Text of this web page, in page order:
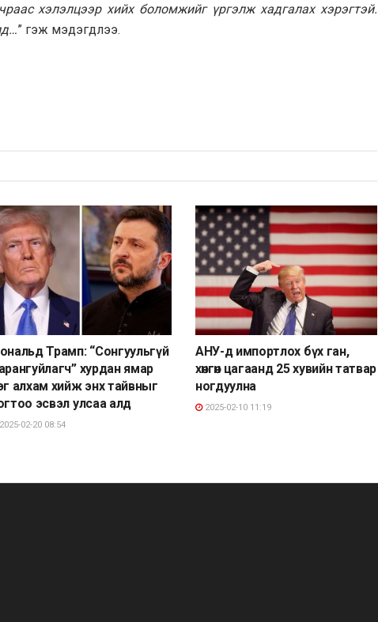
хэлэлцээр хийх боломжийг үргэлж хадгалах хэрэгтэй.
” гэж мэдэгдлээ.
Трамп: “Сонгуульгүй
хурдан ямар
алхам хийж энх тайвныг
эсвэл улсаа алд
02-20 08:54
АНУ-д импортлох бүх ган,
хөнгөн цагаанд 25 хувийн татвар
ногдуулна
2025-02-10 11:19